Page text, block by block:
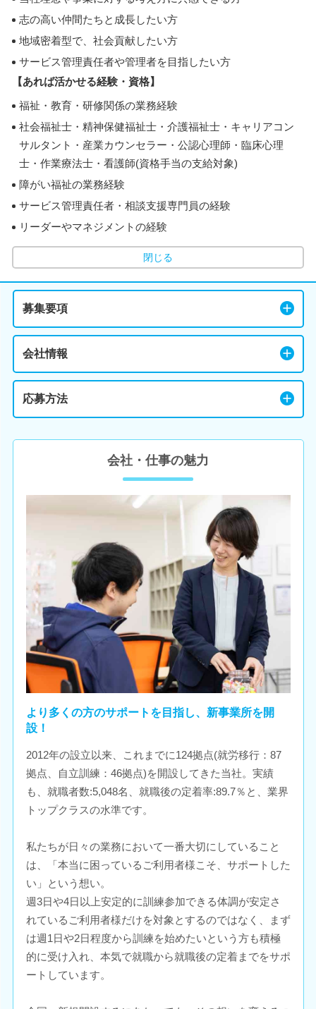
志の高い仲間たちと成長したい方
地域密着型で、社会貢献したい方
サービス管理責任者や管理者を目指したい方
【あれば活かせる経験・資格】
福祉・教育・研修関係の業務経験
社会福祉士・精神保健福祉士・介護福祉士・キャリアコン
サルタント・産業カウンセラー・公認心理師・臨床心理
士・作業療法士・看護師(資格手当の支給対象)
障がい福祉の業務経験
サービス管理責任者・相談支援専門員の経験
リーダーやマネジメントの経験
閉じる
募集要項
会社情報
応募方法
会社・仕事の魅力
より多くの方のサポートを目指し、新事業所を開
設！
2012年の設立以来、これまでに124拠点(就労移行：87
拠点、自立訓練：46拠点)を開設してきた当社。実績
も、就職者数:5,048名、就職後の定着率:89.7％と、業界
トップクラスの水準です。
私たちが日々の業務において一番大切にしていること
は、「本当に困っているご利用者様こそ、サポートした
い」という想い。
週3日や4日以上安定的に訓練参加できる体調が安定さ
れているご利用者様だけを対象とするのではなく、まず
は週1日や2日程度から訓練を始めたいという方も積極
的に受け入れ、本気で就職から就職後の定着までをサポ
ートしています。